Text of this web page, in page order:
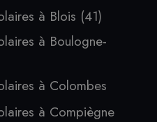
à Blois (41)
à Boulogne-
à Colombes
à Compiègne